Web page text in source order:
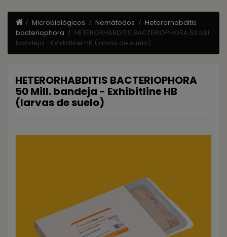
Microbiológicos Nemátodos
Heterorhabditis
bacteriophora
HETERORHABDITIS BACTERIOPHORA 50 Mill.
bandeja - Exhibitline HB (larvas de suelo)
HETERORHABDITIS BACTERIOPHORA
50 Mill. bandeja - Exhibitline HB
(larvas de suelo)